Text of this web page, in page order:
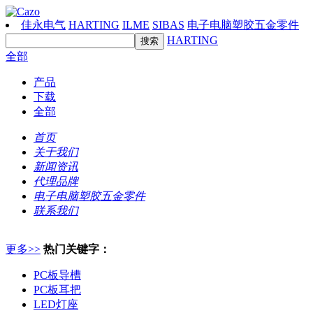
佳永电气 HARTING ILME SIBAS 电子电脑塑胶五金零件
HARTING
全部
产品
下载
全部
首页
关于我们
新闻资讯
代理品牌
电子电脑塑胶五金零件
联系我们
更多>> 热门关键字：
PC板导槽
PC板耳把
LED灯座